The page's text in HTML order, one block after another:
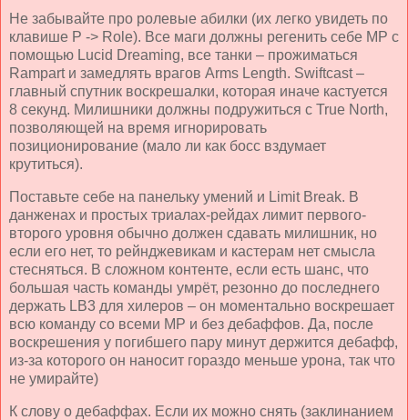
Не забывайте про ролевые абилки (их легко увидеть по
клавише P -> Role). Все маги должны регенить себе МР с
помощью Lucid Dreaming, все танки – прожиматься
Rampart и замедлять врагов Arms Length. Swiftcast–
главный спутник воскрешалки, которая иначе кастуется
8 секунд. Милишники должны подружиться с True North,
позволяющей на время игнорировать
позиционирование (мало ли как босс вздумает
крутиться).
Поставьте себе на панельку умений и Limit Break. В
данженах и простых триалах-рейдах лимит первого-
второго уровня обычно должен сдавать милишник, но
если его нет, то рейнджевикам и кастерам нет смысла
стесняться. В сложном контенте, если есть шанс, что
большая часть команды умрёт, резонно до последнего
держать LB3 для хилеров – он моментально воскрешает
всю команду со всеми МР и без дебаффов. Да, после
воскрешения у погибшего пару минут держится дебафф,
из-за которого он наносит гораздо меньше урона, так что
не умирайте)
К слову о дебаффах. Если их можно снять (заклинанием